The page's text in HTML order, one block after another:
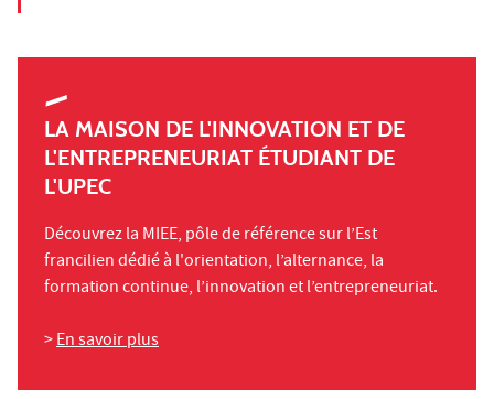
LA MAISON DE L'INNOVATION ET DE
L'ENTREPRENEURIAT ÉTUDIANT DE
L'UPEC
Découvrez la MIEE, pôle de référence sur l’Est
francilien dédié à l'orientation, l’alternance, la
formation continue, l’innovation et l’entrepreneuriat.
>En savoir plus